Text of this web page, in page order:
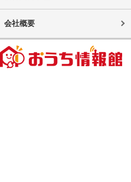
会社概要